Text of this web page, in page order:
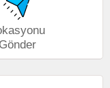
Gönder